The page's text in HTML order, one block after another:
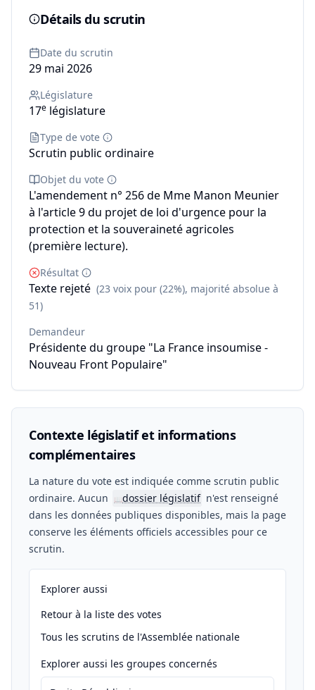
Détails du scrutin
Date du scrutin
29 mai 2026
Législature
17e législature
Type de vote
Scrutin public ordinaire
Objet du vote
L'amendement n° 256 de Mme Manon Meunier
à l'article 9 du projet de loi d'urgence pour la
protection et la souveraineté agricoles
(première lecture).
Résultat
Texte rejeté (23 voix pour (22%), majorité absolue à
51)
Demandeur
Présidente du groupe "La France insoumise -
Nouveau Front Populaire"
Contexte législatif et informations
complémentaires
La nature du vote est indiquée comme scrutin public
ordinaire. Aucun
📖dossier législatif n'est renseigné
dans les données publiques disponibles, mais la page
conserve les éléments officiels accessibles pour ce
scrutin.
Explorer aussi
Retour à la liste des votes
Tous les scrutins de l'Assemblée nationale
Explorer aussi les groupes concernés